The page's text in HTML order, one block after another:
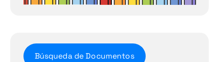
Búsqueda de Documentos